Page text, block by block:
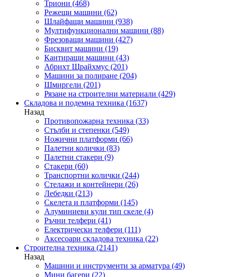
Триони (468)
Режещи машини (62)
Шлайфащи машини (938)
Мултифункционални машини (88)
Фрезоващи машини (427)
Бисквит машини (19)
Кантиращи машини (43)
Абрихт Щрайхмус (201)
Машини за полиране (204)
Шмиргели (201)
Рязане на строителни материали (429)
Складова и подемна техника (1637)
Назад
Противопожарна техника (33)
Стълби и степенки (549)
Ножични платформи (66)
Палетни колички (83)
Палетни стакери (9)
Стакери (60)
Транспортни колички (244)
Стелажи и контейнери (26)
Лебедки (213)
Скелета и платформи (145)
Алуминиеви кули тип скеле (4)
Ръчни телфери (41)
Електрически телфери (111)
Аксесоари складова техника (22)
Строителна техника (2141)
Назад
Машини и инструменти за арматура (49)
Мини багери (22)